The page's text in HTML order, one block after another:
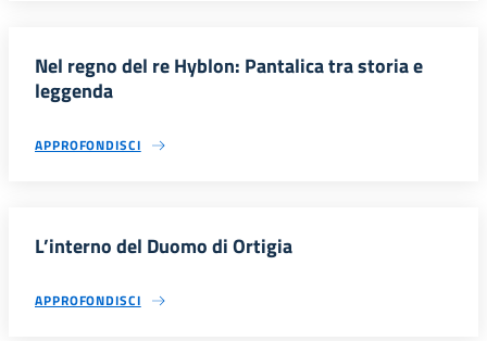
Nel regno del re Hyblon: Pantalica tra storia e
leggenda
APPROFONDISCI
L’interno del Duomo di Ortigia
APPROFONDISCI